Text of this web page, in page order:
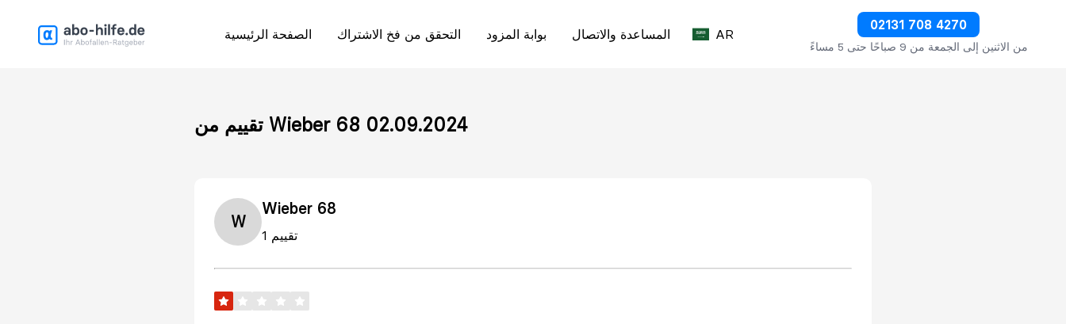
الصفحة الرئيسية التحقق من فخ الاشتراك بوابة المزود المساعدة والاتصال AR
02131 708 4270
من الاثنين إلى الجمعة من 9 صباحًا حتى 5 مساءً
تقييم من Wieber 68 02.09.2024
W
Wieber 68
1 تقييم